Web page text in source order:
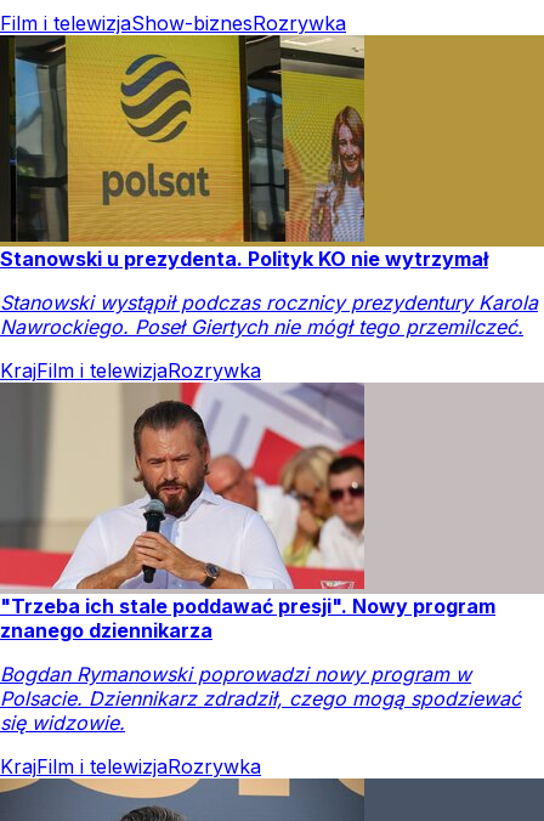
Film i telewizjaShow-biznesRozrywka
Stanowski u prezydenta. Polityk KO nie wytrzymał
Stanowski wystąpił podczas rocznicy prezydentury Karola
Nawrockiego. Poseł Giertych nie mógł tego przemilczeć.
KrajFilm i telewizjaRozrywka
"Trzeba ich stale poddawać presji". Nowy program
znanego dziennikarza
Bogdan Rymanowski poprowadzi nowy program w
Polsacie. Dziennikarz zdradził, czego mogą spodziewać
się widzowie.
KrajFilm i telewizjaRozrywka